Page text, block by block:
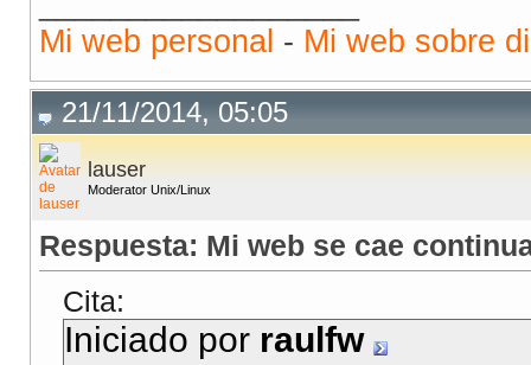
Mi web personal - Mi web sobre
21/11/2014, 05:05
lauser
Moderator Unix/Linux
Respuesta: Mi web se cae
Cita:
Iniciado por raulfw